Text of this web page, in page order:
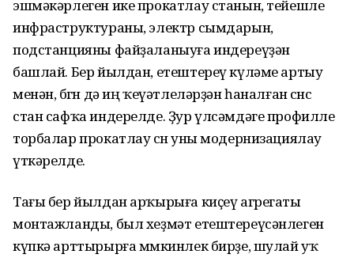
эшмәкәрлеген ике прокатлау станын, тейешле
инфраструктураны, электр сымдарын,
подстанцияны файҙаланыуға индереүҙән
башлай. Бер йылдан, етештереү күләме артыу
менән, бөгөн дә иң ҡеүәтлеләрҙән һаналған өсөнсө
стан сафҡа индерелде. Ҙур үлсәмдәге профилле
торбалар прокатлау өсөн уны модернизациялау
үткәрелде.
Тағы бер йылдан арҡырыға киҫеү агрегаты
монтажланды, был хеҙмәт етештереүсәнлеген
күпкә арттырырға мөмкинлек бирҙе, шулай уҡ